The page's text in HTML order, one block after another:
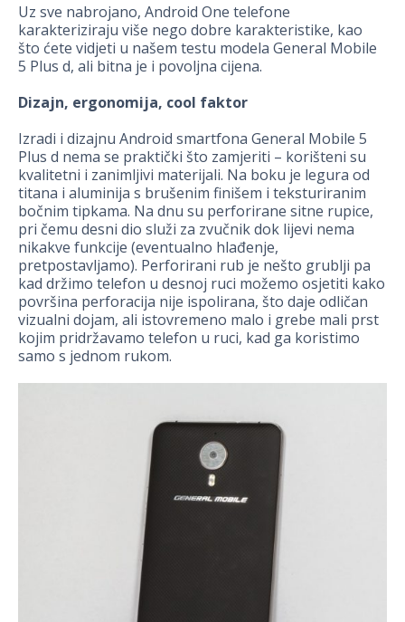
Uz sve nabrojano, Android One telefone
karakteriziraju više nego dobre karakteristike, kao
što ćete vidjeti u našem testu modela General Mobile
5 Plus d, ali bitna je i povoljna cijena.
Dizajn, ergonomija, cool faktor
Izradi i dizajnu Android smartfona General Mobile 5
Plus d nema se praktički što zamjeriti – korišteni su
kvalitetni i zanimljivi materijali. Na boku je legura od
titana i aluminija s brušenim finišem i teksturiranim
bočnim tipkama. Na dnu su perforirane sitne rupice,
pri čemu desni dio služi za zvučnik dok lijevi nema
nikakve funkcije (eventualno hlađenje,
pretpostavljamo). Perforirani rub je nešto grublji pa
kad držimo telefon u desnoj ruci možemo osjetiti kako
površina perforacija nije ispolirana, što daje odličan
vizualni dojam, ali istovremeno malo i grebe mali prst
kojim pridržavamo telefon u ruci, kad ga koristimo
samo s jednom rukom.